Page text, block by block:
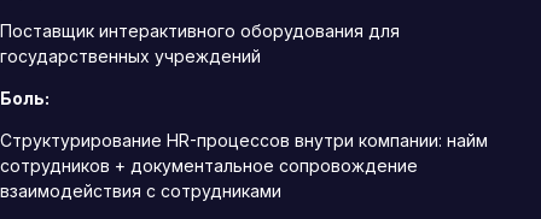
Поставщик интерактивного оборудования для
государственных учреждений
Боль:
Структурирование HR-процессов внутри компании: найм
сотрудников + документальное сопровождение
взаимодействия с сотрудниками